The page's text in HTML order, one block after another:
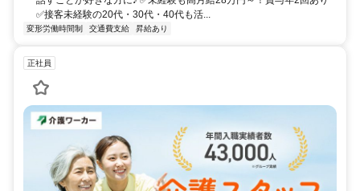
✅接客未経験の20代・30代・40代も活...
変形労働時間制 交通費支給 昇給あり
正社員